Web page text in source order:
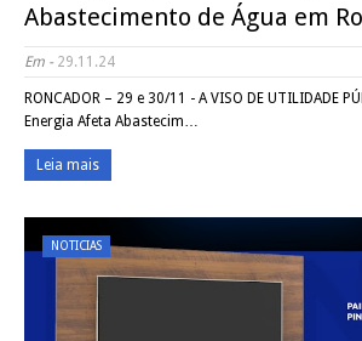
Abastecimento de Água em
Em - 29.11.24
RONCADOR – 29 e 30/11 - A VISO DE UTILIDADE
Energia Afeta Abastecim…
Leia mais
NOTICIAS